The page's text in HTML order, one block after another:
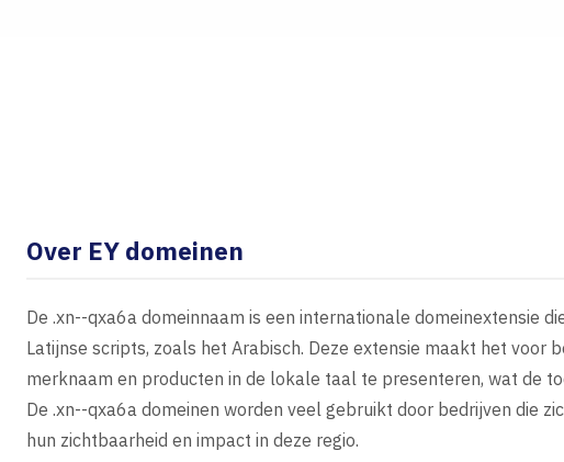
Over ΕΥ domeinen
De .xn--qxa6a domeinnaam is een internationale domeinextensie
Latijnse scripts, zoals het Arabisch. Deze extensie maakt het voor
merknaam en producten in de lokale taal te presenteren, wat de
De .xn--qxa6a domeinen worden veel gebruikt door bedrijven die
hun zichtbaarheid en impact in deze regio.